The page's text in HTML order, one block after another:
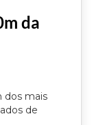
da
dos mais
de